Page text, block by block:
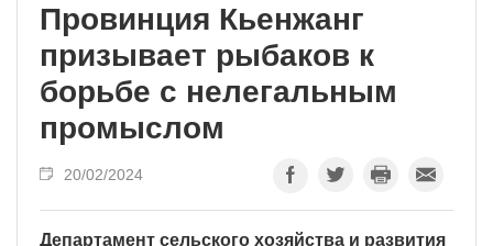
Провинция Кьенжанг
призывает рыбаков к
борьбе с нелегальным
промыслом
20/02/2024
Департамент сельского хозяйства и развития